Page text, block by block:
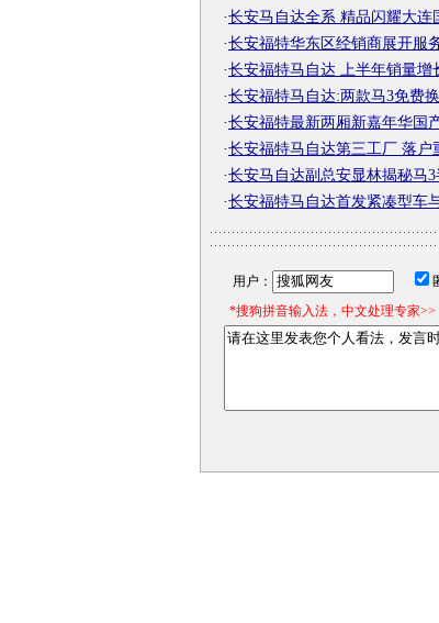
·长安马自达全系 精品闪耀大连
·长安福特华东区经销商展开服
·长安福特马自达 上半年销量增
·长安福特马自达:两款马3免费
·长安福特最新两厢新嘉年华国
·长安福特马自达第三工厂 落户
·长安马自达副总安显林揭秘马3
·长安福特马自达首发紧凑型车
用户：
*搜狗拼音输入法，中文处理专家>>